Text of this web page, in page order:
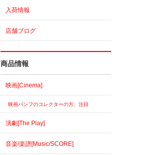
入荷情報
店舗ブログ
商品情報
映画[Cinema]
映画パンフのコレクターの方、注目
演劇[The Play]
音楽/楽譜[Music/SCORE]